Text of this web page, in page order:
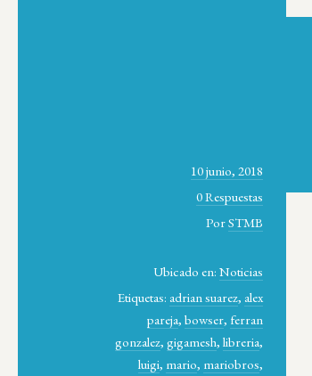
10 junio, 2018
0 Respuestas
PorSTMB
Ubicado en:Noticias
Etiquetas: adrian suarez, alex
pareja,bowser, ferran
gonzalez,gigamesh,libreria,
luigi, mario, mariobros,